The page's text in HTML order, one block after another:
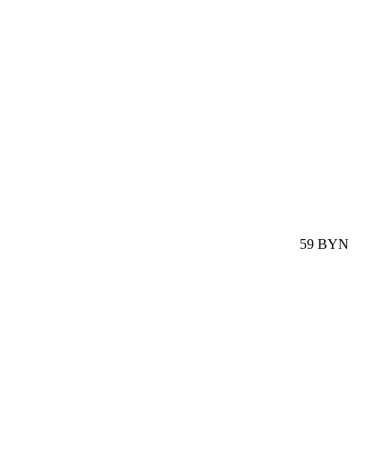
59 BYN